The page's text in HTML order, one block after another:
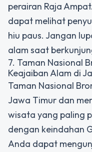
perairan Raja
dapat melihat
hiu paus. Jangan
alam saat
7. Taman Nasional
Keajaiban Alam di
Taman Nasional
Jawa Timur dan
wisata yang paling
dengan keindahan
Anda dapat